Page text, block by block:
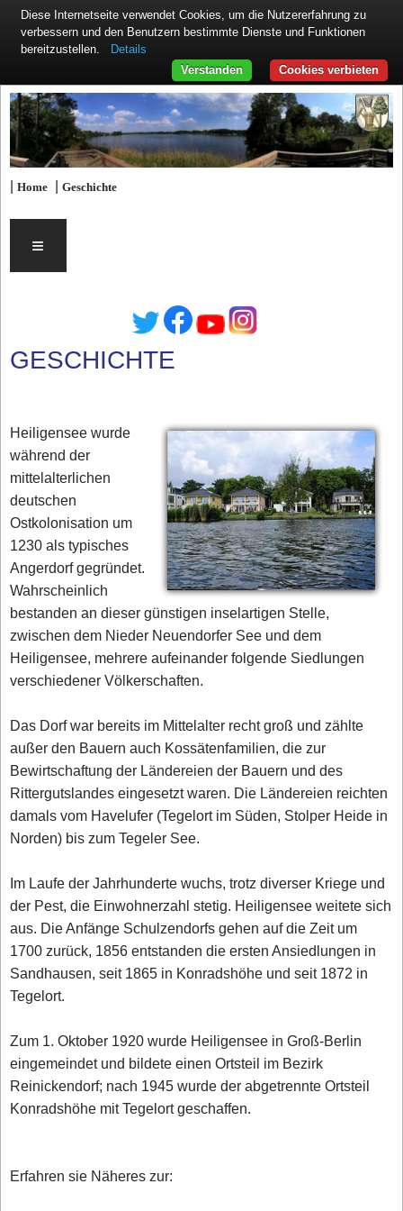
|Home |Geschichte
≡
GESCHICHTE
Heiligensee wurde
während der
mittelalterlichen
deutschen
Ostkolonisation um
1230 als typisches
Angerdorf gegründet.
Wahrscheinlich
bestanden an dieser günstigen inselartigen Stelle,
zwischen dem Nieder Neuendorfer See und dem
Heiligensee, mehrere aufeinander folgende Siedlungen
verschiedener Völkerschaften.
Das Dorf war bereits im Mittelalter recht groß und zählte
außer den Bauern auch Kossätenfamilien, die zur
Bewirtschaftung der Ländereien der Bauern und des
Rittergutslandes eingesetzt waren. Die Ländereien reichten
damals vom Havelufer (Tegelort im Süden, Stolper Heide in
Norden) bis zum Tegeler See.
Im Laufe der Jahrhunderte wuchs, trotz diverser Kriege und
der Pest, die Einwohnerzahl stetig. Heiligensee weitete sich
aus. Die Anfänge Schulzendorfs gehen auf die Zeit um
1700 zurück, 1856 entstanden die ersten Ansiedlungen in
Sandhausen, seit 1865 in Konradshöhe und seit 1872 in
Tegelort.
Zum 1. Oktober 1920 wurde Heiligensee in Groß-Berlin
eingemeindet und bildete einen Ortsteil im Bezirk
Reinickendorf; nach 1945 wurde der abgetrennte Ortsteil
Konradshöhe mit Tegelort geschaffen.
Erfahren sie Näheres zur:
Diese Internetseite verwendet Cookies, um die Nutzererfahrung zu
verbessern und den Benutzern bestimmte Dienste und Funktionen
bereitzustellen.
Details
Cookies verbieten
Verstanden